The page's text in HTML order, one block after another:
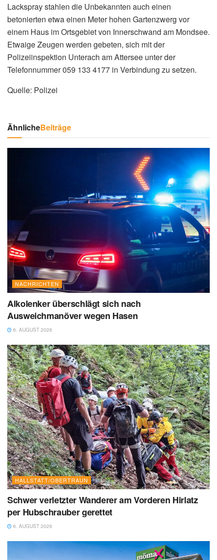
Lackspray stahlen die Unbekannten auch einen
betonierten etwa einen Meter hohen Gartenzwerg vor
einem Haus im Ortsgebiet von Innerschwand am Mondsee.
Etwaige Zeugen werden gebeten, sich mit der
Polizeiinspektion Unterach am Attersee unter der
Telefonnummer 059 133 4177 in Verbindung zu setzen.
Quelle: Polizei
ÄhnlicheBeiträge
NACHRICHTEN
Alkolenker überschlägt sich nach
Ausweichmanöver wegen Hasen
6. AUGUST 2026
HALLSTATT/OBERTRAUN
Schwer verletzter Wanderer am Vorderen Hirlatz
per Hubschrauber gerettet
6. AUGUST 2026